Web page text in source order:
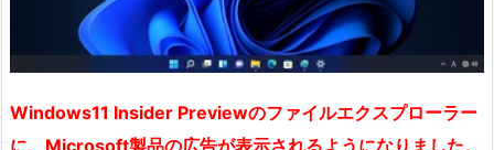
Windows11 Insider Previewのファイルエクスプローラー